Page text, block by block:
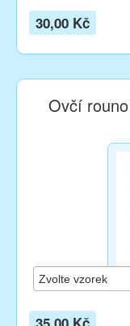
30,00 Kč
Ovčí